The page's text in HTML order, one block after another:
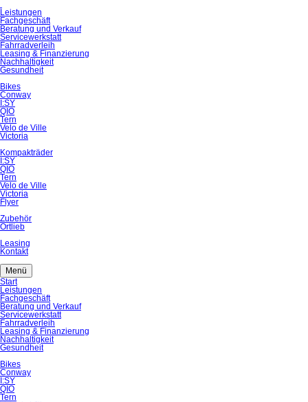
Navigation
überspringen
Leistungen
Fachgeschäft
Beratung und Verkauf
Servicewerkstatt
Fahrradverleih
Leasing & Finanzierung
Nachhaltigkeit
Gesundheit
Bikes
Conway
I:SY
QIO
Tern
Velo de Ville
Victoria
Kompakträder
I:SY
QIO
Tern
Velo de Ville
Victoria
Flyer
Zubehör
Ortlieb
Leasing
Kontakt
Menü
Navigation
überspringen
Start
Leistungen
Fachgeschäft
Beratung und Verkauf
Servicewerkstatt
Fahrradverleih
Leasing & Finanzierung
Nachhaltigkeit
Gesundheit
Bikes
Conway
I:SY
QIO
Tern